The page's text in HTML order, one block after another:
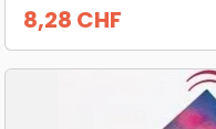
Prix
8,28 CHF